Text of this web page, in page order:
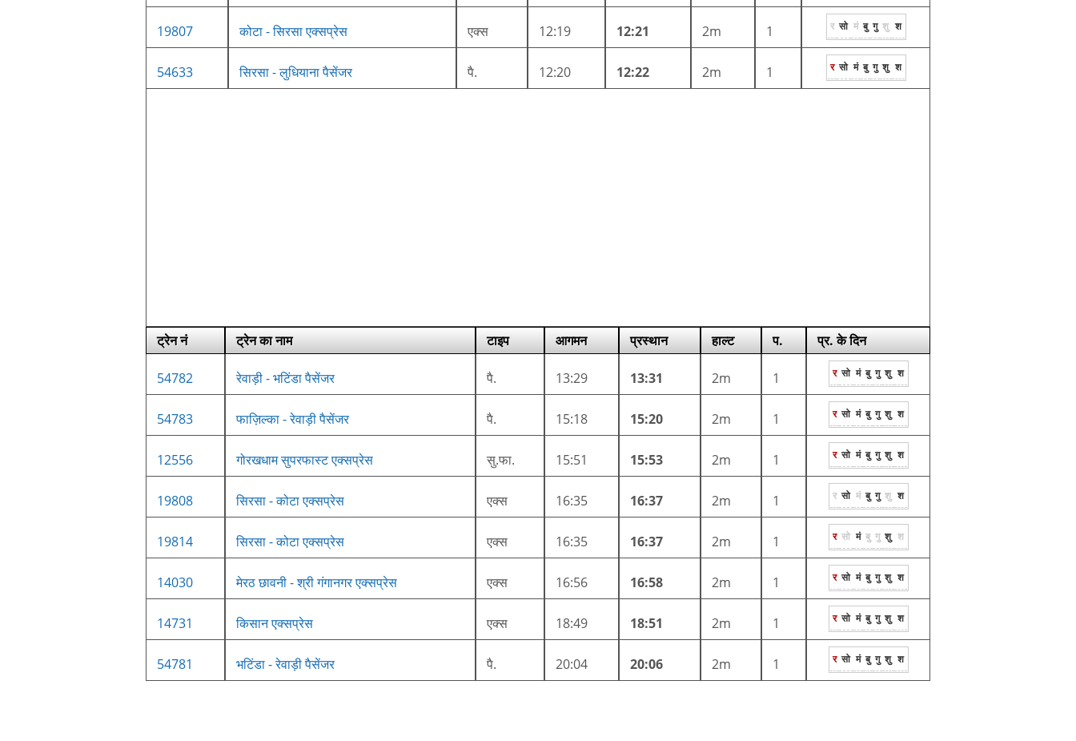
19807 कोटा - सिरसा एक्सप्रेस एक्स 12:19 12:21 2m 1 र सो मं बु गु शु श
54633 सिरसा - लुधियाना पैसेंजर पै. 12:20 12:22 2m 1 र सो मं बु गु शु श
ट्रेन नं ट्रेन का नाम टाइप आगमन प्रस्थान हाल्ट प. प्र. के दिन
54782 रेवाड़ी - भटिंडा पैसेंजर पै. 13:29 13:31 2m 1 र सो मं बु गु शु श
54783 फाज़िल्का - रेवाड़ी पैसेंजर पै. 15:18 15:20 2m 1 र सो मं बु गु शु श
12556 गोरखधाम सुपरफास्ट एक्सप्रेस सु.फा. 15:51 15:53 2m 1 र सो मं बु गु शु श
19808 सिरसा - कोटा एक्सप्रेस एक्स 16:35 16:37 2m 1 र सो मं बु गु शु श
19814 सिरसा - कोटा एक्सप्रेस एक्स 16:35 16:37 2m 1 र सो मं बु गु शु श
14030 मेरठ छावनी - श्री गंगानगर एक्सप्रेस एक्स 16:56 16:58 2m 1 र सो मं बु गु शु श
14731 किसान एक्सप्रेस एक्स 18:49 18:51 2m 1 र सो मं बु गु शु श
54781 भटिंडा - रेवाड़ी पैसेंजर पै. 20:04 20:06 2m 1 र सो मं बु गु शु श